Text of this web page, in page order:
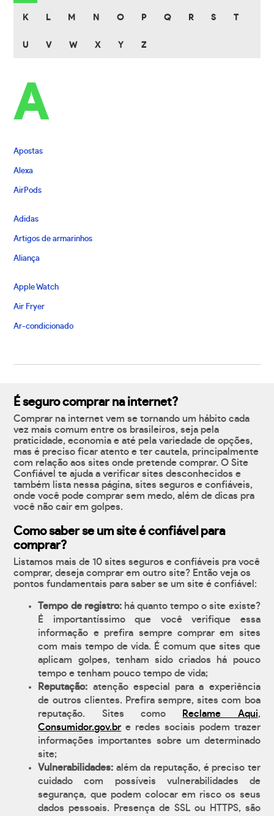
K L M N O P Q R S T
U V W X Y Z
A
Apostas
Alexa
AirPods
Adidas
Artigos de armarinhos
Aliança
Apple Watch
Air Fryer
Ar-condicionado
É seguro comprar na internet?
Comprar na internet vem se tornando um hábito cada
vez mais comum entre os brasileiros, seja pela
praticidade, economia e até pela variedade de opções,
mas é preciso ficar atento e ter cautela, principalmente
com relação aos sites onde pretende comprar. O Site
Confiável te ajuda a verificar sites desconhecidos e
também lista nessa página, sites seguros e confiáveis,
onde você pode comprar sem medo, além de dicas pra
você não cair em golpes.
Como saber se um site é confiável para
comprar?
Listamos mais de 10 sites seguros e confiáveis pra você
comprar, deseja comprar em outro site? Então veja os
pontos fundamentais para saber se um site é confiável:
Tempo de registro:há quanto tempo o site existe?
É importantíssimo que você verifique essa
informação e prefira sempre comprar em sites
com mais tempo de vida. É comum que sites que
aplicam golpes, tenham sido criados há pouco
tempo e tenham pouco tempo de vida;
Reputação: atenção especial para a experiência
de outros clientes. Prefira sempre, sites com boa
reputação. Sites como
Reclame Aqui,
Consumidor.gov.br e redes sociais podem trazer
informações importantes sobre um determinado
site;
Vulnerabilidades: além da reputação, é preciso ter
cuidado com possíveis vulnerabilidades de
segurança, que podem colocar em risco os seus
dados pessoais. Presença de SSL ou HTTPS, são